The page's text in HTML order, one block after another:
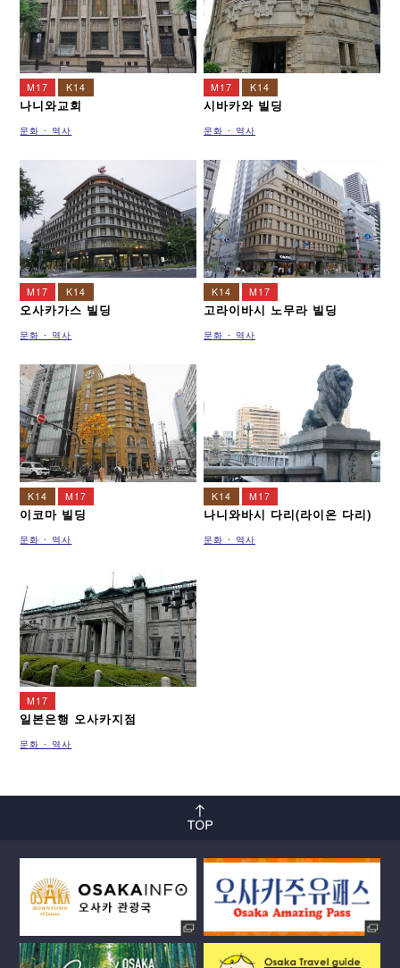
M17 K14
나니와교회
문화 ･ 역사
M17 K14
시바카와 빌딩
문화 ･ 역사
M17 K14
오사카가스 빌딩
문화 ･ 역사
K14 M17
고라이바시 노무라 빌딩
문화 ･ 역사
K14 M17
이코마 빌딩
문화 ･ 역사
K14 M17
나니와바시 다리(라이온 다리)
문화 ･ 역사
M17
일본은행 오사카지점
문화 ･ 역사